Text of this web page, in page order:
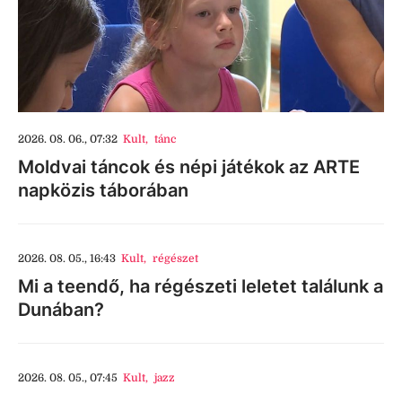
2026. 08. 06., 07:32 Kult, tánc
Moldvai táncok és népi játékok az ARTE
napközis táborában
2026. 08. 05., 16:43 Kult, régészet
Mi a teendő, ha régészeti leletet találunk a
Dunában?
2026. 08. 05., 07:45 Kult, jazz